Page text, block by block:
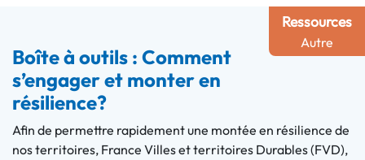
Ressources
Autre
Boîte à outils : Comment
s’engager et monter en
résilience?
Afin de permettre rapidement une montée en résilience de
nos territoires, France Villes et territoires Durables (FVD),